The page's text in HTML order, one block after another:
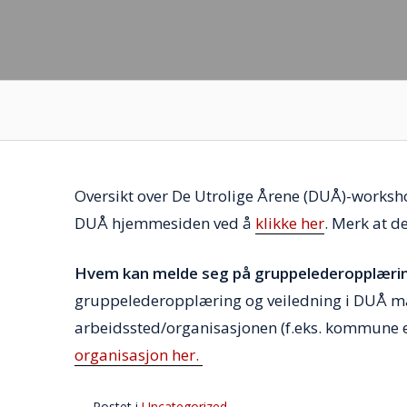
Oversikt over De Utrolige Årene (DUÅ)-
DUÅ hjemmesiden ved å klikke her. Merk at
Hvem kan melde seg på
gruppelederopplæring og veiledning i DUÅ
arbeidssted/organisasjonen (f.eks. kommune
organisasjon her.